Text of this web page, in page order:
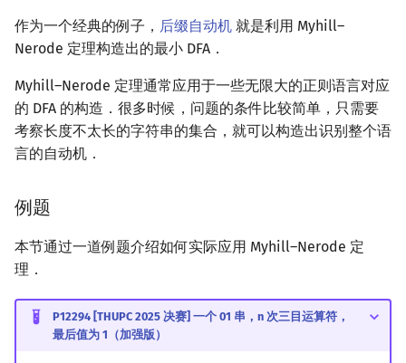
作为一个经典的例子， 后缀自动机 就是利用 Myhill–
Nerode 定理构造出的最小 DFA．
Myhill–Nerode 定理通常应用于一些无限大的正则语言对应
的 DFA 的构造．很多时候，问题的条件比较简单，只需要
考察长度不太长的字符串的集合，就可以构造出识别整个语
言的自动机．
例题
本节通过一道例题介绍如何实际应用 Myhill–Nerode 定
理．
P12294 [THUPC 2025 决赛] 一个 01 串，n 次三目运算符，
最后值为 1（加强版）